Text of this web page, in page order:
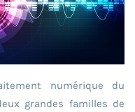
numérique du
grandes familles de